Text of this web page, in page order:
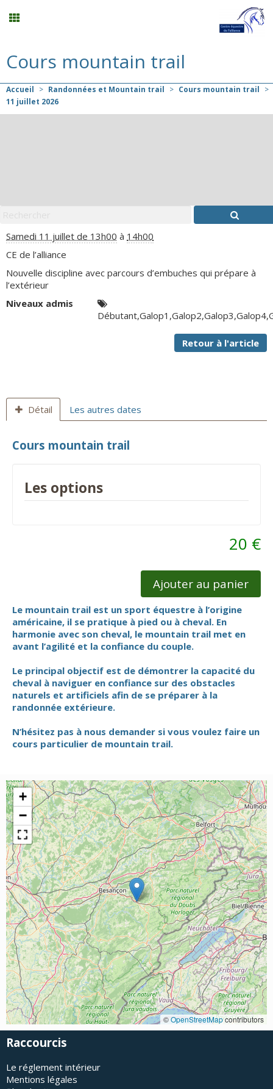
Compétition
Planning
Cours mountain trail
Accueil > Randonnées et Mountain trail > Cours mountain trail >
11 juillet 2026
Samedi 11 juillet de 13h00 à 14h00
CE de l’alliance
Nouvelle discipline avec parcours d’embuches qui prépare à
l’extérieur
Niveaux admis
Retour à l'article
Détail Les autres dates
Cours mountain trail
Les options
20 €
Ajouter au panier
Le mountain trail est un sport équestre à l’origine
américaine, il se pratique à pied ou à cheval. En
harmonie avec son cheval, le mountain trail met en
avant l’agilité et la confiance du couple.
Le principal objectif est de démontrer la capacité du
cheval à naviguer en confiance sur des obstacles
naturels et artificiels afin de se préparer à la
randonnée extérieure.
N’hésitez pas à nous demander si vous voulez faire un
cours particulier de mountain trail.
+
−
©OpenStreetMapcontributors
Raccourcis
Le réglement intérieur
Mentions légales